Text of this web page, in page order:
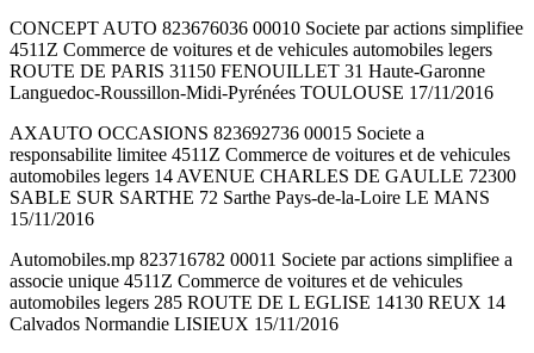
CONCEPT AUTO 823676036 00010 Societe par actions simplifiee
4511Z Commerce de voitures et de vehicules automobiles legers
ROUTE DE PARIS 31150 FENOUILLET 31 Haute-Garonne
Languedoc-Roussillon-Midi-Pyrénées TOULOUSE 17/11/2016
AXAUTO OCCASIONS 823692736 00015 Societe a
responsabilite limitee 4511Z Commerce de voitures et de vehicules
automobiles legers 14 AVENUE CHARLES DE GAULLE 72300
SABLE SUR SARTHE 72 Sarthe Pays-de-la-Loire LE MANS
15/11/2016
Automobiles.mp 823716782 00011 Societe par actions simplifiee a
associe unique 4511Z Commerce de voitures et de vehicules
automobiles legers 285 ROUTE DE L EGLISE 14130 REUX 14
Calvados Normandie LISIEUX 15/11/2016